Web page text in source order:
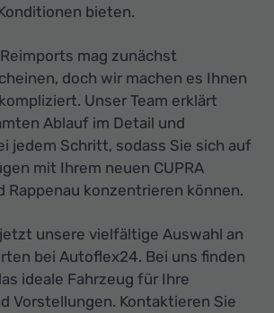
bieten.
mag zunächst
doch wir machen es Ihnen
Unser Team erklärt
Ablauf im Detail und
jedem Schritt, sodass Sie sich auf
mit Ihrem neuen CUPRA
Rappenau konzentrieren können.
unsere vielfältige Auswahl an
bei Autoflex24. Bei uns finden
ideale Fahrzeug für Ihre
Vorstellungen. Kontaktieren Sie